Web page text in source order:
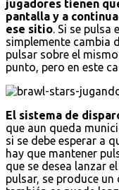
jugadores tienen
pantalla y a
ese sitio. Si se pulsa
simplemente cambia
pulsar sobre el
punto, pero en este
El sistema de
que aun queda
si se debe esperar a
hay que mantener
que se desea lanzar
pulsar, se produce